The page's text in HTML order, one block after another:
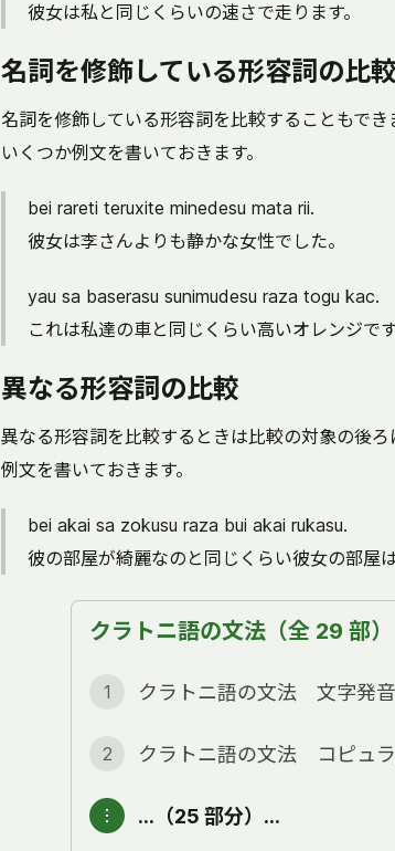
彼女は私と同じくらいの速さで走ります。
名詞を修飾している形容詞の比較
名詞を修飾している形容詞を比較することもでき
いくつか例文を書いておきます。
bei rareti teruxite minedesu mata rii.
彼女は李さんよりも静かな女性でした。
yau sa baserasu sunimudesu raza togu kac.
これは私達の車と同じくらい高いオレンジです
異なる形容詞の比較
異なる形容詞を比較するときは比較の対象の後ろ
例文を書いておきます。
bei akai sa zokusu raza bui akai rukasu.
彼の部屋が綺麗なのと同じくらい彼女の部屋は
クラトニ語の文法（全 29 部）
1 クラトニ語の文法 文字発音
2 クラトニ語の文法 コピュ
︙ …（25 部分）…